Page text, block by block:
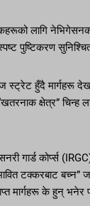
लागि
पुष्टिकरण
स्ट्रेट हुँदै मार्गहरू
क्षेत्र” चिन्ह
गार्ड कोर्प्स
टक्करबाट
मार्गहरू के हुन्